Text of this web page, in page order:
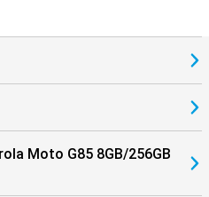
Moto G85 8GB/256GB